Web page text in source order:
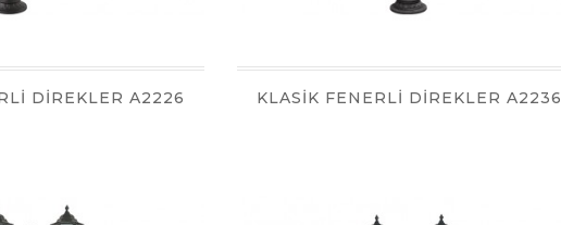
DİREKLER A2226 KLASİK FENERLİ DİREKLER A2236